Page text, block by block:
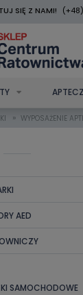
SIĘ Z NAMI!
» WYPOSAŻENIE
AED
SAMOCHODOWE